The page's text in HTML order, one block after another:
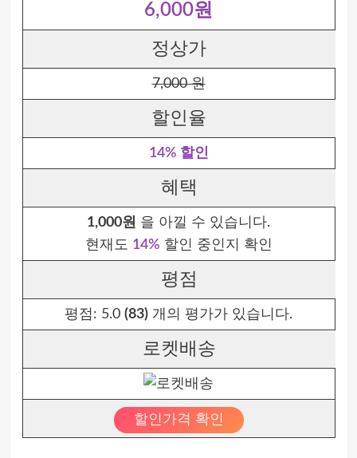
6,000원
정상가
7,000 원
할인율
14% 할인
혜택
1,000원 을 아낄 수 있습니다.
현재도 14% 할인 중인지 확인
평점
평점: 5.0 (83) 개의 평가가 있습니다.
로켓배송
할인가격 확인